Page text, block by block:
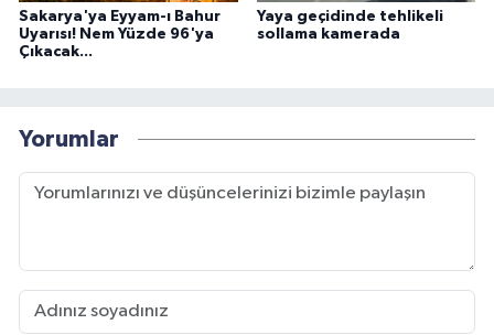
Sakarya'ya Eyyam-ı Bahur
Uyarısı! Nem Yüzde 96'ya
Çıkacak...
Yaya geçidinde tehlikeli
sollama kamerada
Yorumlar